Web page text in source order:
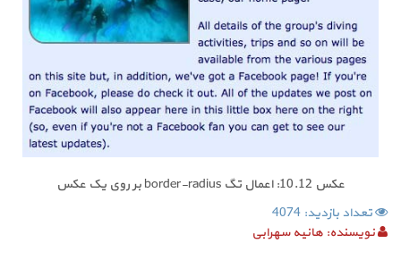
عکس 10.12: اعمال تگ border-radius بر روی یک عکس
تعداد بازدید: 4074
نویسنده: هانیه سهرابی